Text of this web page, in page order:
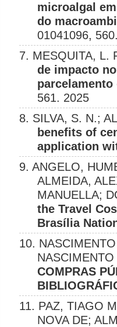
microalgal
do
01041096,
7. MESQUITA, L.
de impacto
561. 2025
8. SILVA, S. N.;
benefits of
application
9. ANGELO,
ALMEIDA,
MANUELLA;
the Travel
Brasília
10.
COMPRAS
11. PAZ, TIAGO
NOVA DE;